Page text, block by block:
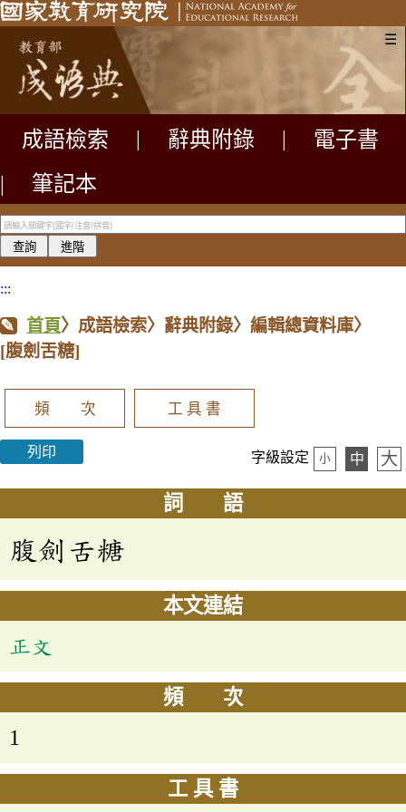
☰
成語檢索 辭典附錄
電子書
|
筆記本
:::
首頁〉成語檢索〉辭典附錄〉編輯總資料庫〉
[腹劍舌糖]
頻 次 工 具 書
列印 字級設定 小 中 大
詞 語
腹劍舌糖
本文連結
正文
頻 次
1
工 具 書